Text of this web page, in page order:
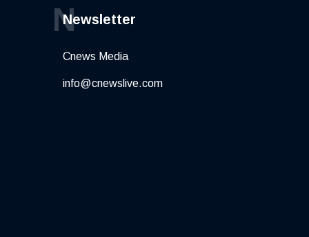
Newsletter
N
Cnews Media
info@cnewslive.com